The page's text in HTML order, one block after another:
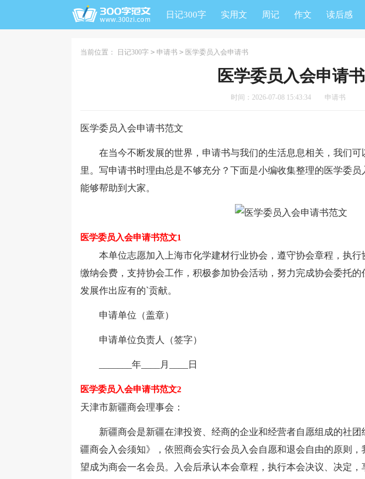
日记300字 实用文 周记 作文 读后感
当前位置： 日记300字 > 申请书 > 医学委员入会申请书
医学委员入会申请书
时间：2026-07-08 15:43:34 申请书
医学委员入会申请书范文
在当今不断发展的世界，申请书与我们的生活息息相关，我们可
里。写申请书时理由总是不够充分？下面是小编收集整理的医学委
能够帮助到大家。
医学委员入会申请书范文1
本单位志愿加入上海市化学建材行业协会，遵守协会章程，执行
缴纳会费，支持协会工作，积极参加协会活动，努力完成协会委托
发展作出应有的`贡献。
申请单位（盖章）
申请单位负责人（签字）
_______年____月____日
医学委员入会申请书范文2
天津市新疆商会理事会：
新疆商会是新疆在津投资、经商的企业和经营者自愿组成的社团
疆商会入会须知》，依照商会实行会员入会自愿和退会自由的原则
望成为商会一名会员。入会后承认本会章程，执行本会决议、决定